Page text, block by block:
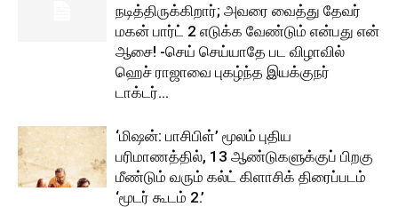
நடித்திருக்கிறார்; அவரை வைத்து தேவர்
மகன் பார்ட் 2 எடுக்க வேண்டும் என்பது என்
ஆசை! -செய் செய்யாதே பட விழாவில்
ஹெச் ராஜாவை புகழ்ந்த இயக்குநர்
டாக்டர்...
‘மிஷன்: பாசிபிள்’ மூலம் புதிய
பரிமாணத்தில், 13 ஆண்டுகளுக்குப் பிறகு
மீண்டும் வரும் கல்ட் கிளாசிக் திரைப்படம்
‘மூடர் கூடம் 2.’